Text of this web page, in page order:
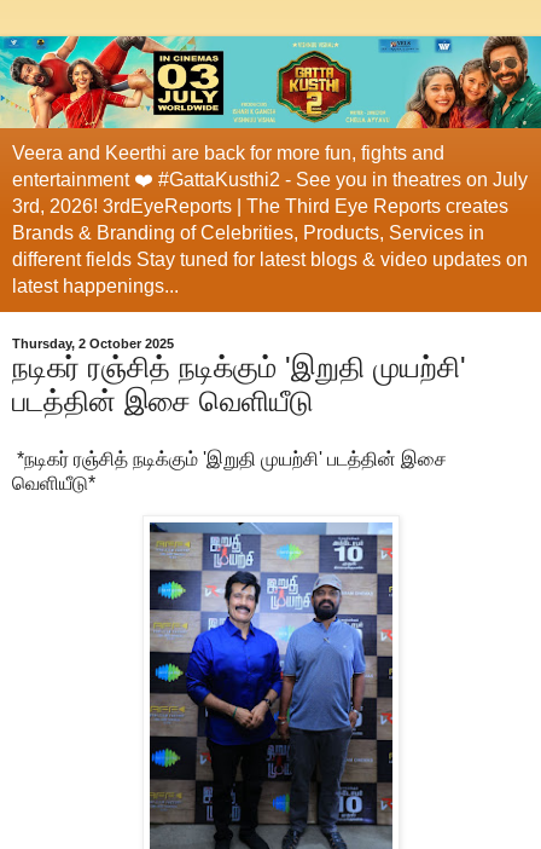
Veera and Keerthi are back for more fun, fights and
entertainment ❤️ #GattaKusthi2 - See you in theatres on July
3rd, 2026! 3rdEyeReports | The Third Eye Reports creates
Brands & Branding of Celebrities, Products, Services in
different fields Stay tuned for latest blogs & video updates on
latest happenings...
Thursday, 2 October 2025
நடிகர் ரஞ்சித் நடிக்கும் 'இறுதி முயற்சி'
படத்தின் இசை வெளியீடு
*நடிகர் ரஞ்சித் நடிக்கும் 'இறுதி முயற்சி' படத்தின் இசை
வெளியீடு*